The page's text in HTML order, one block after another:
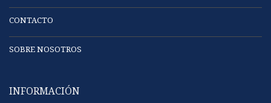
CONTACTO
SOBRE NOSOTROS
INFORMACIÓN